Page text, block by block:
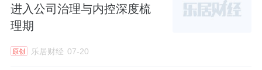
进入公司治理与内控深度梳
理期
原创 乐居财经 07-20